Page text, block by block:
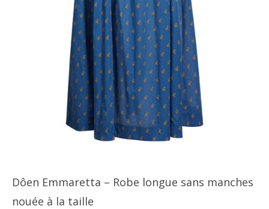
Dôen Emmaretta – Robe longue sans manches
nouée à la taille